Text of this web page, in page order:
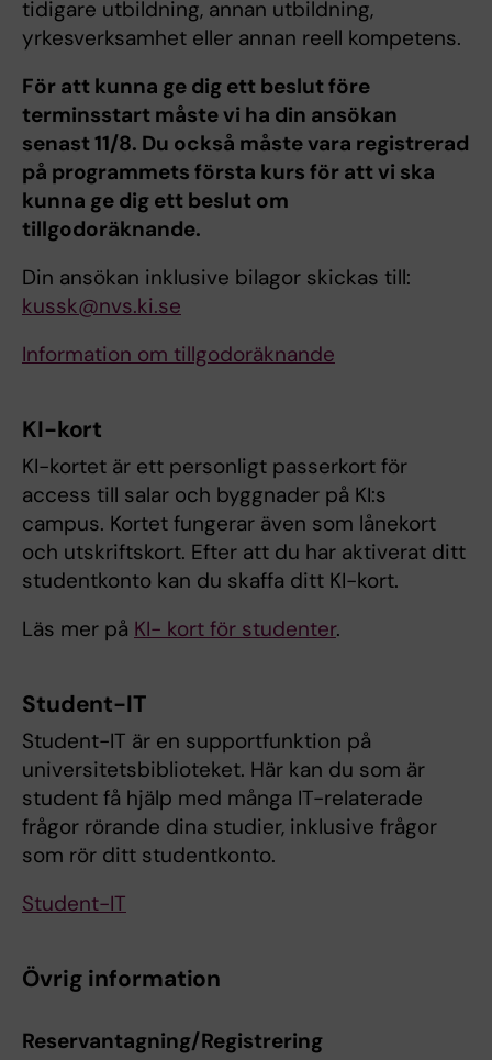
tidigare utbildning, annan utbildning,
yrkesverksamhet eller annan reell kompetens.
För att kunna ge dig ett beslut före
terminsstart måste vi ha din ansökan
senast 11/8. Du också måste vara registrerad
på programmets första kurs för att vi ska
kunna ge dig ett beslut om
tillgodoräknande.
Din ansökan inklusive bilagor skickas till:
kussk@nvs.ki.se
Information om tillgodoräknande
KI-kort
KI-kortet är ett personligt passerkort för
access till salar och byggnader på KI:s
campus. Kortet fungerar även som lånekort
och utskriftskort. Efter att du har aktiverat ditt
studentkonto kan du skaffa ditt KI-kort.
Läs mer på KI- kort för studenter.
Student-IT
Student-IT är en supportfunktion på
universitetsbiblioteket. Här kan du som är
student få hjälp med många IT-relaterade
frågor rörande dina studier, inklusive frågor
som rör ditt studentkonto.
Student-IT
Övrig information
Reservantagning/Registrering